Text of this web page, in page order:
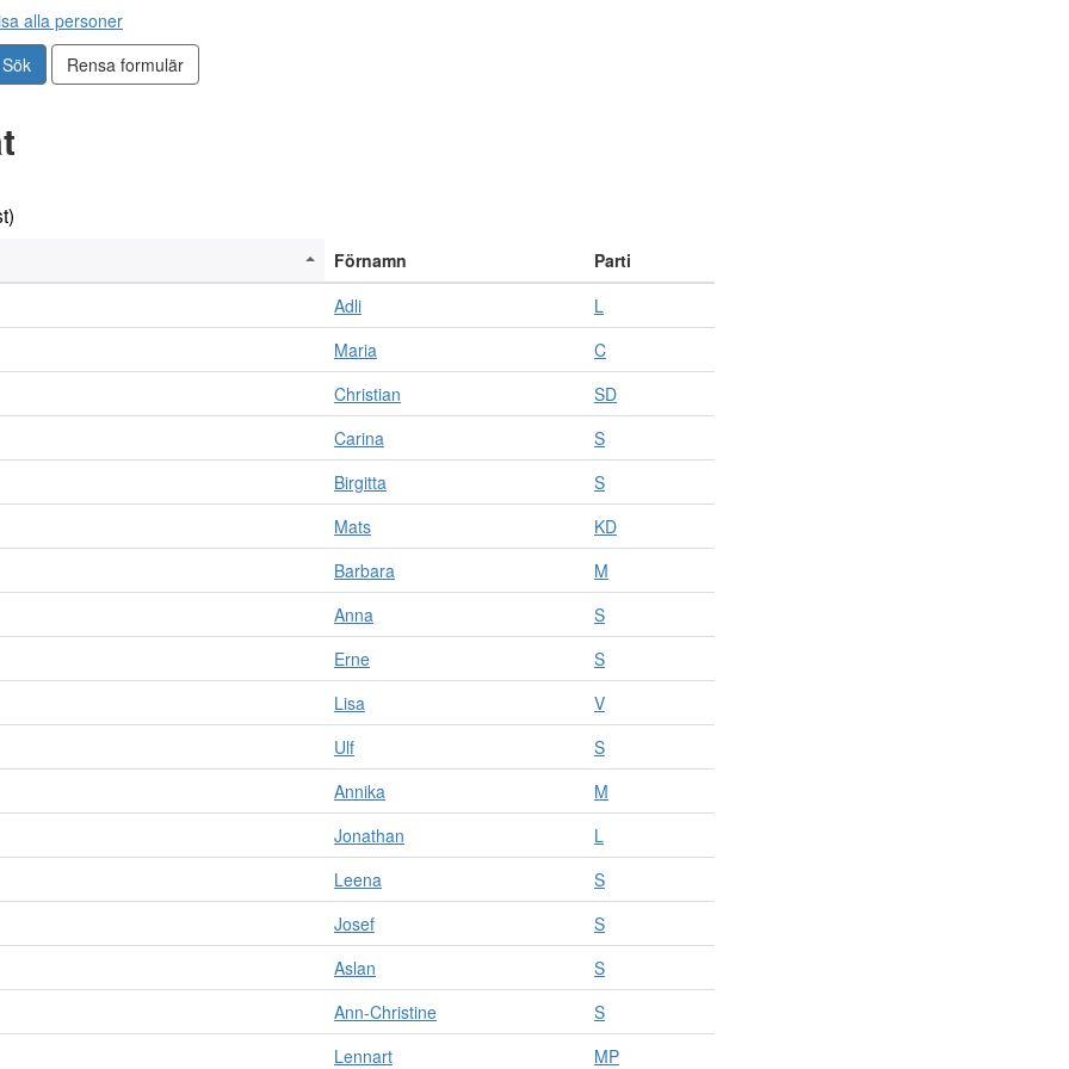
alla personer
Sök
Rensa formulär
Förnamn
Parti
Adli
L
Maria
C
Christian
SD
Carina
S
Birgitta
S
Mats
KD
Barbara
M
Anna
S
Erne
S
Lisa
V
Ulf
S
Annika
M
Jonathan
L
Leena
S
Josef
S
Aslan
S
Ann-Christine
S
Lennart
MP